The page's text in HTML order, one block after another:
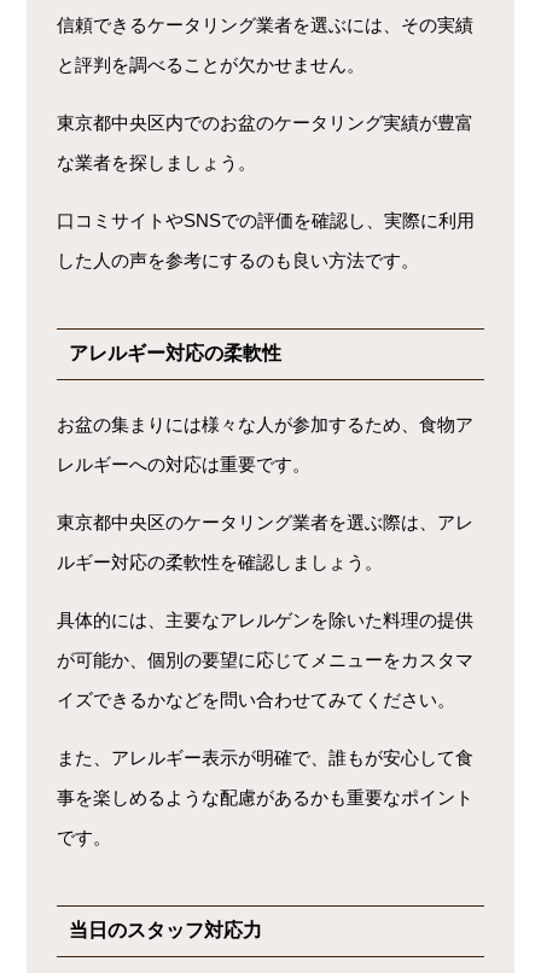
信頼できるケータリング業者を選ぶには、その実績
と評判を調べることが欠かせません。
東京都中央区内でのお盆のケータリング実績が豊富
な業者を探しましょう。
口コミサイトやSNSでの評価を確認し、実際に利用
した人の声を参考にするのも良い方法です。
アレルギー対応の柔軟性
お盆の集まりには様々な人が参加するため、食物ア
レルギーへの対応は重要です。
東京都中央区のケータリング業者を選ぶ際は、アレ
ルギー対応の柔軟性を確認しましょう。
具体的には、主要なアレルゲンを除いた料理の提供
が可能か、個別の要望に応じてメニューをカスタマ
イズできるかなどを問い合わせてみてください。
また、アレルギー表示が明確で、誰もが安心して食
事を楽しめるような配慮があるかも重要なポイント
です。
当日のスタッフ対応力